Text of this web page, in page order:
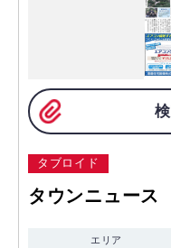
タブロイド
タウンニュー
エリア